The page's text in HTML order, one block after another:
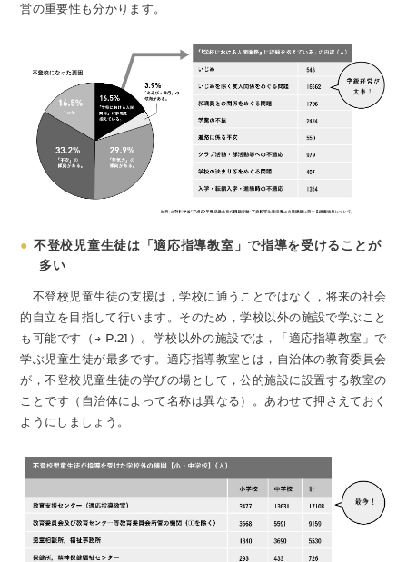
営の重要性も分かります。
● 不登校児童生徒は「適応指導教室」で指導を受けることが
多い
不登校児童生徒の支援は，学校に通うことではなく，将来の社会
的自立を目指して行います。そのため，学校以外の施設で学ぶこと
も可能です（→ P.21）。学校以外の施設では，「適応指導教室」で
学ぶ児童生徒が最多です。適応指導教室とは，自治体の教育委員会
が，不登校児童生徒の学びの場として，公的施設に設置する教室の
ことです（自治体によって名称は異なる）。あわせて押さえておく
ようにしましょう。